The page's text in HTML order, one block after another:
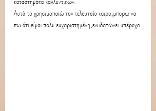
Αυτό το χρησιμοποιώ τον τελευταίο καιρο,μπορω να
πω ότι είμαι πολυ ευχαριστημένη,ενυδατώνει υπέροχα.